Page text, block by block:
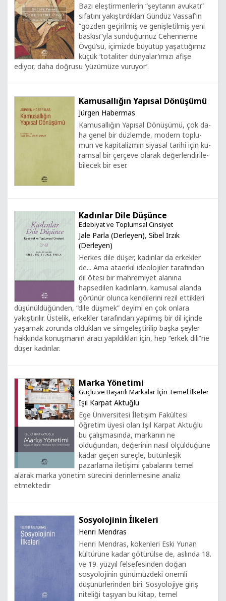
Bazı eleştirmenlerin “şeytanın avukatı”
sıfatını yakıştırdıkları Gündüz Vassaf’ın
“gözden geçirilmiş ve genişletilmiş yeni
baskısı”yla sunduğumuz Cehenneme
Övgü’sü, içimizde büyütüp yaşattığımız
küçük ‘totaliter dünyalar’ımızı afişe
ediyor, daha doğrusu ‘yüzümüze vuruyor’.
Kamusallığın Yapısal Dönüşümü
Jürgen Habermas
Ka­mu­sal­lı­ğın Ya­pı­sal Dö­nüşü­mü, çok da­
ha ge­nel bir düz­lem­de, mo­dern top­lu­
mun ve ka­pi­ta­liz­min si­ya­sal ta­ri­hi için ku­
ram­sal bir çer­çe­ve­ ola­rak de­ğer­len­di­ri­le­
bi­le­cek bir eser.
Kadınlar Dile Düşünce
Edebiyat ve Toplumsal Cinsiyet
Jale Parla (Derleyen), Sibel Irzık
(Derleyen)
Herkes dile düşer, kadınlar da erkekler
de... Ama ataerkil ideolojiler tarafından
dil ötesi bir mahremiyet alanına
hapsedilen kadınların, kamusal alanda
görünür olunca kendilerini rezil ettikleri
düşünüldüğünden, “dile düşmek” deyimi en çok onlara
yakıştırılır. Üstelik, erkekler tarafından yapılmış bir dil içinde
yaşamak zorunda oldukları ve simgeleştirilip başka şeyler
hakkında konuşmanın aracı yapıldıkları için, hep “erkek dili”ne
düşer kadınlar.
Marka Yönetimi
Güçlü ve Başarılı Markalar İçin Temel İlkeler
Işıl Karpat Aktuğlu
Ege Üniversitesi İletişim Fakültesi
öğretim üyesi olan Işıl Karpat Aktuğlu
bu çalışmasında, markanın ne
olduğundan, değerinin nasıl ölçüldüğüne
kadar geçen süreçle, bütünleşik
pazarlama iletişimi çabalarını temel
alarak marka yönetim sürecini derinlemesine analiz
etmektedir
Sosyolojinin İlkeleri
Henri Mendras
Henri Mendras, kökenleri Eski Yunan
kültürüne kadar götürülse de, aslında 18.
ve 19. yüzyıl felsefesinden doğan
sosyolojinin günümüzdeki önemli
düşünürlerinden biri. Sosyolojiye giriş
niteliği taşıyan bu kitap, temel